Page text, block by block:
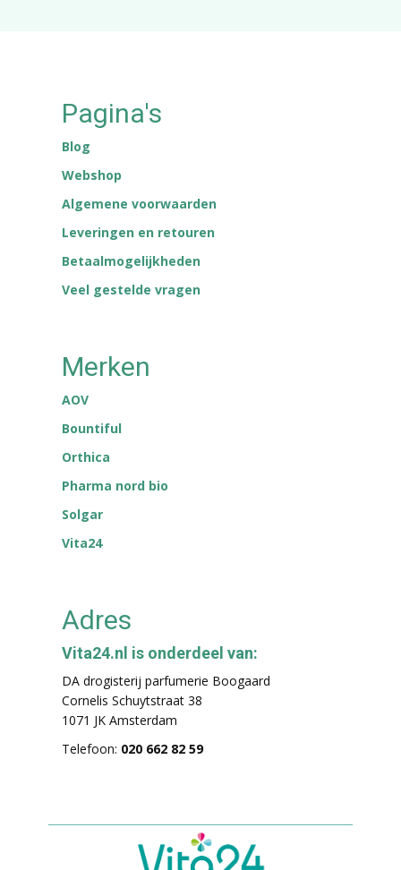
Pagina's
Blog
Webshop
Algemene voorwaarden
Leveringen en retouren
Betaalmogelijkheden
Veel gestelde vragen
Merken
AOV
Bountiful
Orthica
Pharma nord bio
Solgar
Vita24
Adres
Vita24.nl is onderdeel van:
DA drogisterij parfumerie Boogaard
Cornelis Schuytstraat 38
1071 JK Amsterdam
Telefoon: 020 662 82 59